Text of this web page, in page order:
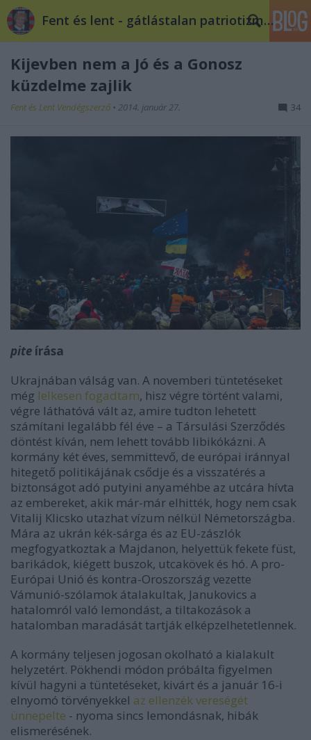
Fent és lent - gátlástalan patriotizmus
Kijevben nem a Jó és a Gonosz
küzdelme zajlik
Fent és Lent Vendégszerző • 2014. január 27. 34
pite írása
Ukrajnában válság van. A novemberi tüntetéseket
még lelkesen fogadtam, hisz végre történt valami,
végre láthatóvá vált az, amire tudton lehetett
számítani legalább fél éve – a Társulási Szerződés
döntést kíván, nem lehett tovább libikókázni. A
kormány két éves, semmittevő, de európai iránnyal
hitegető politikájának csődje és a visszatérés a
biztonságot adó putyini anyaméhbe az utcára hívta
az embereket, akik már-már elhitték, hogy nem csak
Vitalij Klicsko utazhat vízum nélkül Németországba.
Mára az ukrán kék-sárga és az EU-zászlók
megfogyatkoztak a Majdanon, helyettük fekete füst,
barikádok, kiégett buszok, utcakövek és hó. A pro-
Európai Unió és kontra-Oroszország vezette
Vámunió-szólamok átalakultak, Janukovics a
hatalomról való lemondást, a tiltakozások a
hatalomban maradását tartják elképzelhetetlennek.
A kormány teljesen jogosan okolható a kialakult
helyzetért. Pökhendi módon próbálta figyelmen
kívül hagyni a tüntetéseket, kivárt és a január 16-i
elnyomó törvényekkel az ellenzék vereségét
ünnepelte - nyoma sincs lemondásnak, hibák
elismerésének.